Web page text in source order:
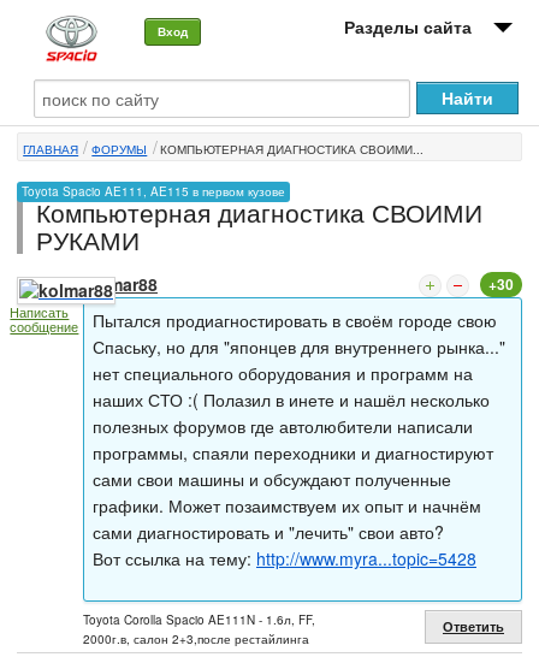
Вход Разделы сайта
О машине
Автоклуб
Форумы
Новости
ГЛАВНАЯ ФОРУМЫ КОМПЬЮТЕРНАЯ ДИАГНОСТИКА СВОИМИ...
Toyota Spacio AE111, AE115 в первом кузове
Компьютерная диагностика СВОИМИ
РУКАМИ
Написать
сообщение
kolmar88 +30
Пытался продиагностировать в своём городе свою
Спаську, но для "японцев для внутреннего рынка..."
нет специального оборудования и программ на
наших СТО :( Полазил в инете и нашёл несколько
полезных форумов где автолюбители написали
программы, спаяли переходники и диагностируют
сами свои машины и обсуждают полученные
графики. Может позаимствуем их опыт и начнём
сами диагностировать и "лечить" свои авто?
Вот ссылка на тему: http://www.myra...topic=5428
Toyota Corolla Spacio AE111N - 1.6л, FF,
2000г.в, салон 2+3,после рестайлинга
Ответить